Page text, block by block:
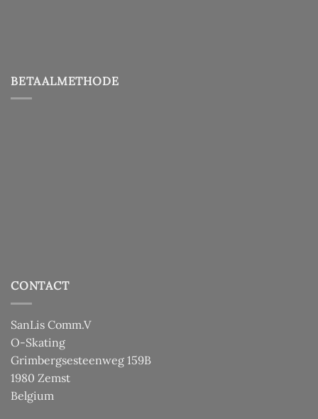
BETAALMETHODE
CONTACT
SanLis Comm.V
O-Skating
Grimbergsesteenweg 159B
1980 Zemst
Belgium